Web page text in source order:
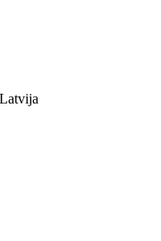
Latvija